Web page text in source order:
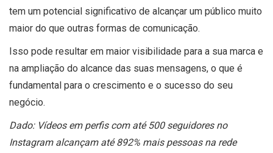
tem um potencial significativo de alcançar um público muito
maior do que outras formas de comunicação.
Isso pode resultar em maior visibilidade para a sua marca e
na ampliação do alcance das suas mensagens, o que é
fundamental para o crescimento e o sucesso do seu
negócio.
Dado: Vídeos em perfis com até 500 seguidores no
Instagram alcançam até 892% mais pessoas na rede